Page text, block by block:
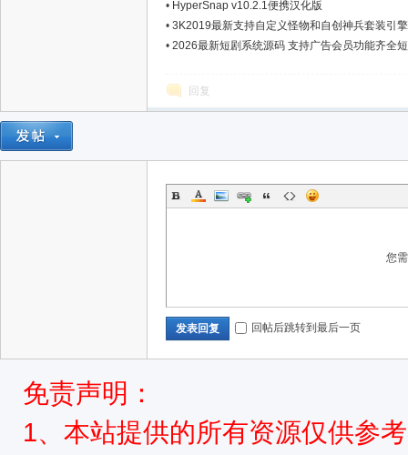
• HyperSnap v10.2.1便携汉化版
• 3K2019最新支持自定义怪物和自创神兵套装引
• 2026最新短剧系统源码 支持广告会员功能齐全
回复
您
发表回复 回帖后跳转到最后一页
免责声明：
1、本站提供的所有资源仅供参